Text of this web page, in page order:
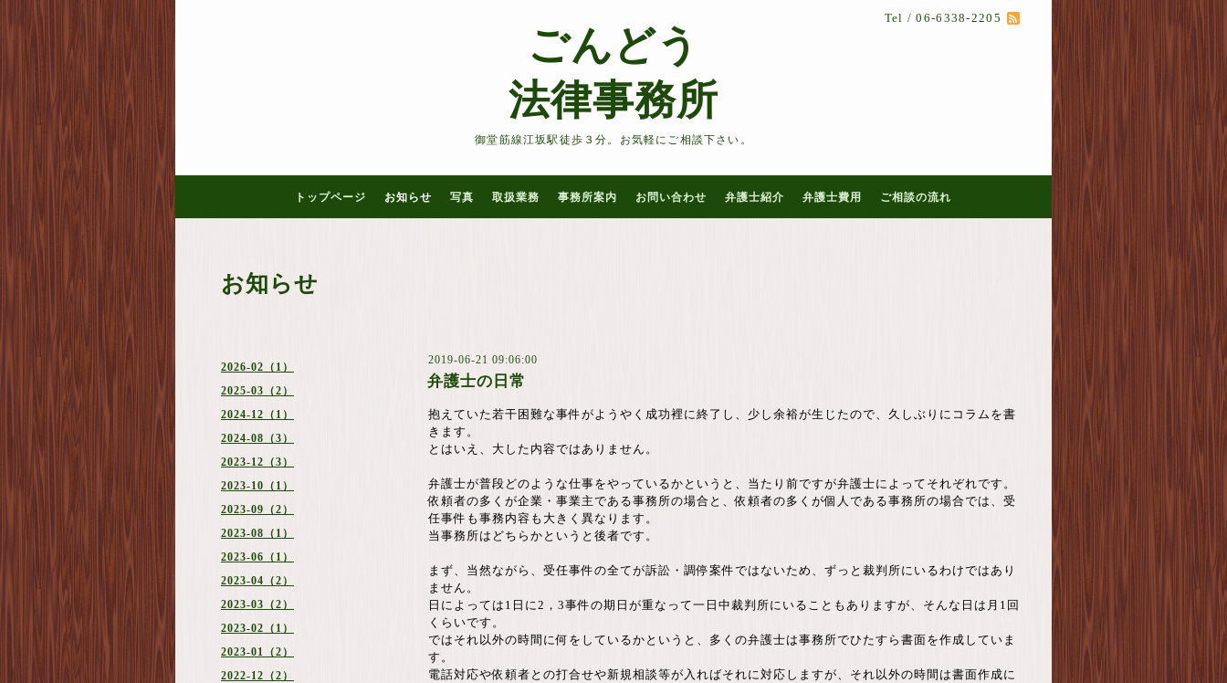
Tel / 06-6338-2205
ごんどう
法律事務所
御堂筋線江坂駅徒歩３分。お気軽にご相談下さい。
トップページ お知らせ 写真 取扱業務 事務所案内 お問い合わせ 弁護士紹介 弁護士費用 ご相談の流れ
2026-02（1）
2025-03（2）
2024-12（1）
2024-08（3）
2023-12（3）
2023-10（1）
2023-09（2）
2023-08（1）
2023-06（1）
2023-04（2）
2023-03（2）
2023-02（1）
2023-01（2）
2022-12（2）
お知らせ
2019-06-21 09:06:00
弁護士の日常
抱えていた若干困難な事件がようやく成功裡に終了し、少し余裕が生じたので、久しぶりにコラムを書
きます。
とはいえ、大した内容ではありません。
弁護士が普段どのような仕事をやっているかというと、当たり前ですが弁護士によってそれぞれです。
依頼者の多くが企業・事業主である事務所の場合と、依頼者の多くが個人である事務所の場合では、受
任事件も事務内容も大きく異なります。
当事務所はどちらかというと後者です。
まず、当然ながら、受任事件の全てが訴訟・調停案件ではないため、ずっと裁判所にいるわけではあり
ません。
日によっては1日に2，3事件の期日が重なって一日中裁判所にいることもありますが、そんな日は月1回
くらいです。
ではそれ以外の時間に何をしているかというと、多くの弁護士は事務所でひたすら書面を作成していま
す。
電話対応や依頼者との打合せや新規相談等が入ればそれに対応しますが、それ以外の時間は書面作成に